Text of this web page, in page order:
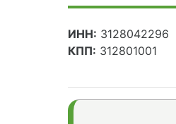
ИНН: 3128042296
КПП: 312801001